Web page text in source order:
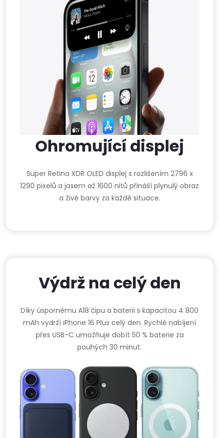
Ohromující displej
Super Retina XDR OLED displej s rozlišením 2796 x
1290 pixelů a jasem až 1600 nitů přináší plynulý obraz
a živé barvy za každé situace.
Výdrž na celý den
Díky úspornému A18 čipu a baterii s kapacitou 4 800
mAh vydrží iPhone 16 Plus celý den. Rychlé nabíjení
přes USB-C umožňuje dobít 50 % baterie za
pouhých 30 minut.